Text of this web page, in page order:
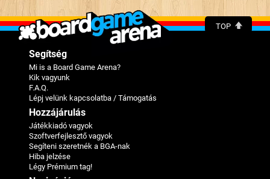
TOP
Segítség
Mi is a Board Game Arena?
Kik vagyunk
F.A.Q.
Lépj velünk kapcsolatba / Támogatás
Hozzájárulás
Játékkiadó vagyok
Szoftverfejlesztő vagyok
Segíteni szeretnék a BGA-nak
Hiba jelzése
Légy Prémium tag!